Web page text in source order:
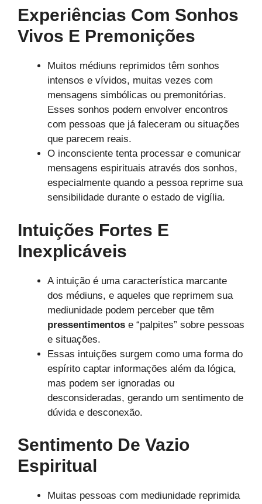
Experiências Com Sonhos
Vivos E Premonições
Muitos médiuns reprimidos têm sonhos
intensos e vívidos, muitas vezes com
mensagens simbólicas ou premonitórias.
Esses sonhos podem envolver encontros
com pessoas que já faleceram ou situações
que parecem reais.
O inconsciente tenta processar e comunicar
mensagens espirituais através dos sonhos,
especialmente quando a pessoa reprime sua
sensibilidade durante o estado de vigília.
Intuições Fortes E
Inexplicáveis
A intuição é uma característica marcante
dos médiuns, e aqueles que reprimem sua
mediunidade podem perceber que têm
pressentimentos e “palpites” sobre pessoas
e situações.
Essas intuições surgem como uma forma do
espírito captar informações além da lógica,
mas podem ser ignoradas ou
desconsideradas, gerando um sentimento de
dúvida e desconexão.
Sentimento De Vazio
Espiritual
Muitas pessoas com mediunidade reprimida